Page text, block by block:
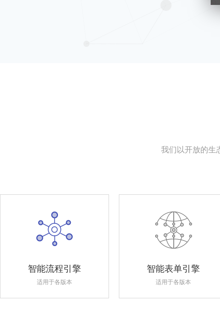
我们以开放的生
智能流程引擎
适用于各版本
智能表单引擎
适用于各版本